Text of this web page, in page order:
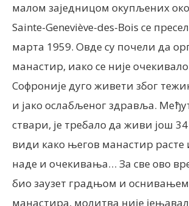
малом заједницом окупљених
Sainte-Geneviève-des-Bois се
марта 1959. Овде су почели да
манастир, иако се није
Софроније дуго живети због
и јако ослабљеног здравља.
ствари, је требало да живи још
види како његов манастир расте
наде и очекивања… За све ово
био заузет градњом и оснивањем
манастира, молитва није